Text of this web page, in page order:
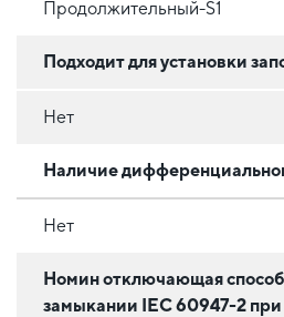
Продолжительный-S1
Подходит для установки
Нет
Наличие
Нет
Номин отключающая
замыкании IEC 60947-2